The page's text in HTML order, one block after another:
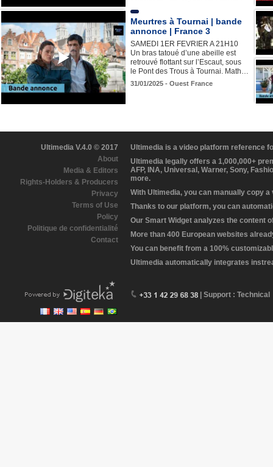
Meurtres à Tournai | bande
annonce | France 3
SAMEDI 1ER FEVRIER A 21H10
Un bras tatoué d’une abeille est
retrouvé flottant sur l’Escaut, sous
le Pont des Trous à Tournai. Math…
31/01/2025 - Ouest France
Ultimedia V.4.0 © 2017
About
Media & Editors
Rights-Holders & Producers
Privacy
Terms of Use
Policy
Politique de confidentialité
Contact
Ultimedia is a video platform reference
Ultimedia legally offers a 1,000,000+
AFP, INA, Universal, Warner, Sony,
more.
With Ultimedia, you can manually copy
Thanks to our platform, you can
Our Smart Widget analyzes the content
More than 400 European websites
You can benefit from a 100%
Ultimedia automatically integrates
| Support : Technical